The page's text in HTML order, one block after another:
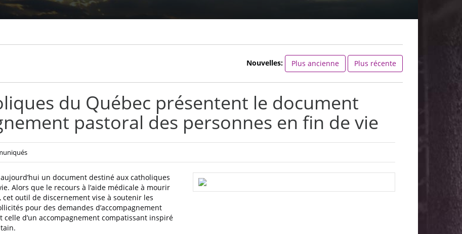
Nouvelles: Plus ancienne Plus récente
du Québec présentent le document
pastoral des personnes en fin de vie
un document destiné aux catholiques
Alors que le recours à l’aide médicale à mourir
outil de discernement vise à soutenir les
pour des demandes d’accompagnement
d’un accompagnement compatissant inspiré